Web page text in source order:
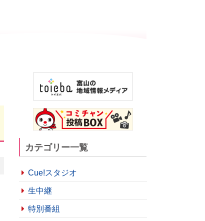
カテゴリー一覧
Cue!スタジオ
生中継
特別番組